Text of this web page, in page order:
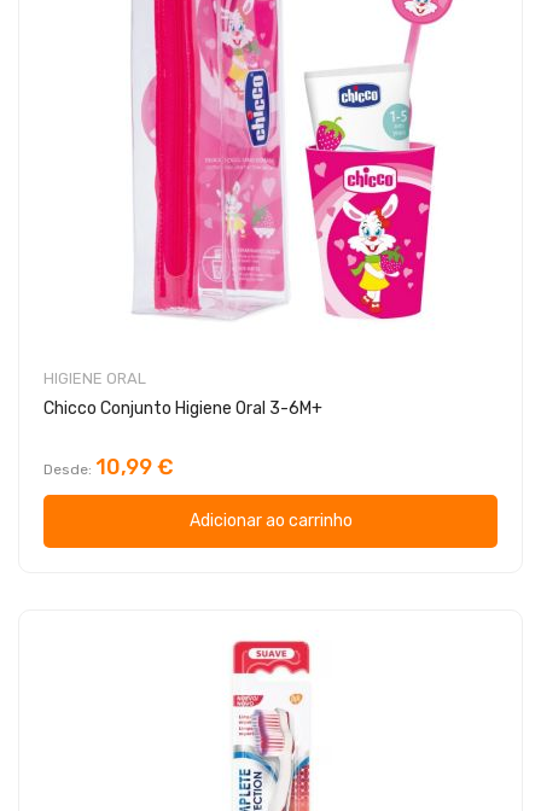
HIGIENE ORAL
Chicco Conjunto Higiene Oral 3-6M+
Desde 10,99 €
Adicionar ao carrinho